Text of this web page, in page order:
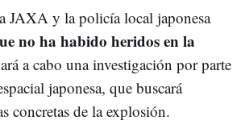
JAXA y la policía local japonesa
no ha habido heridos en la
a cabo una investigación por parte
japonesa, que buscará
concretas de la explosión.